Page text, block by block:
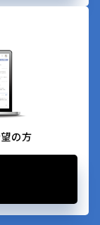
の方